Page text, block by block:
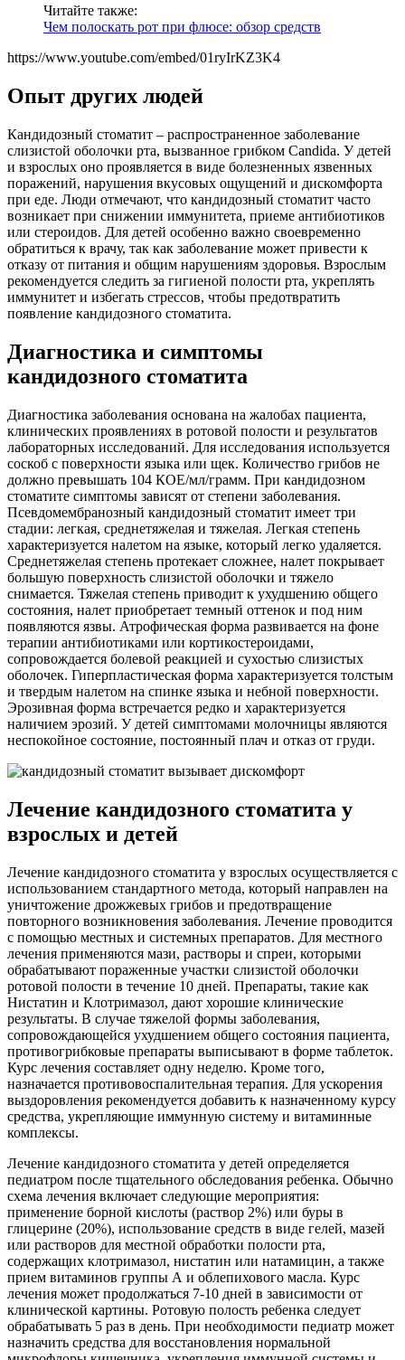
Читайте также:
Чем полоскать рот при флюсе: обзор средств
https://www.youtube.com/embed/01ryIrKZ3K4
Опыт других людей
Кандидозный стоматит – распространенное заболевание
слизистой оболочки рта, вызванное грибком Candida. У детей
и взрослых оно проявляется в виде болезненных язвенных
поражений, нарушения вкусовых ощущений и дискомфорта
при еде. Люди отмечают, что кандидозный стоматит часто
возникает при снижении иммунитета, приеме антибиотиков
или стероидов. Для детей особенно важно своевременно
обратиться к врачу, так как заболевание может привести к
отказу от питания и общим нарушениям здоровья. Взрослым
рекомендуется следить за гигиеной полости рта, укреплять
иммунитет и избегать стрессов, чтобы предотвратить
появление кандидозного стоматита.
Диагностика и симптомы
кандидозного стоматита
Диагностика заболевания основана на жалобах пациента,
клинических проявлениях в ротовой полости и результатов
лабораторных исследований. Для исследования используется
соскоб с поверхности языка или щек. Количество грибов не
должно превышать 104 КОЕ/мл/грамм. При кандидозном
стоматите симптомы зависят от степени заболевания.
Псевдомембранозный кандидозный стоматит имеет три
стадии: легкая, среднетяжелая и тяжелая. Легкая степень
характеризуется налетом на языке, который легко удаляется.
Среднетяжелая степень протекает сложнее, налет покрывает
большую поверхность слизистой оболочки и тяжело
снимается. Тяжелая степень приводит к ухудшению общего
состояния, налет приобретает темный оттенок и под ним
появляются язвы. Атрофическая форма развивается на фоне
терапии антибиотиками или кортикостероидами,
сопровождается болевой реакцией и сухостью слизистых
оболочек. Гиперпластическая форма характеризуется толстым
и твердым налетом на спинке языка и небной поверхности.
Эрозивная форма встречается редко и характеризуется
наличием эрозий. У детей симптомами молочницы являются
неспокойное состояние, постоянный плач и отказ от груди.
Лечение кандидозного стоматита у
взрослых и детей
Лечение кандидозного стоматита у взрослых осуществляется с
использованием стандартного метода, который направлен на
уничтожение дрожжевых грибов и предотвращение
повторного возникновения заболевания. Лечение проводится
с помощью местных и системных препаратов. Для местного
лечения применяются мази, растворы и спреи, которыми
обрабатывают пораженные участки слизистой оболочки
ротовой полости в течение 10 дней. Препараты, такие как
Нистатин и Клотримазол, дают хорошие клинические
результаты. В случае тяжелой формы заболевания,
сопровождающейся ухудшением общего состояния пациента,
противогрибковые препараты выписывают в форме таблеток.
Курс лечения составляет одну неделю. Кроме того,
назначается противовоспалительная терапия. Для ускорения
выздоровления рекомендуется добавить к назначенному курсу
средства, укрепляющие иммунную систему и витаминные
комплексы.
Лечение кандидозного стоматита у детей определяется
педиатром после тщательного обследования ребенка. Обычно
схема лечения включает следующие мероприятия:
применение борной кислоты (раствор 2%) или буры в
глицерине (20%), использование средств в виде гелей, мазей
или растворов для местной обработки полости рта,
содержащих клотримазол, нистатин или натамицин, а также
прием витаминов группы А и облепихового масла. Курс
лечения может продолжаться 7-10 дней в зависимости от
клинической картины. Ротовую полость ребенка следует
обрабатывать 5 раз в день. При необходимости педиатр может
назначить средства для восстановления нормальной